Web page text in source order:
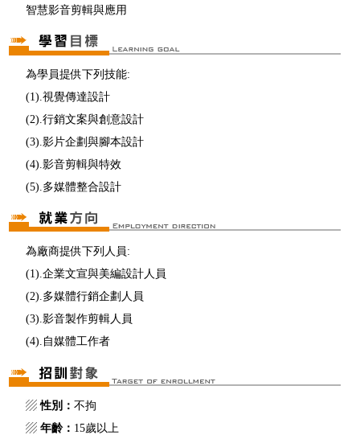
智慧影音剪輯與應用
為學員提供下列技能:
(1).視覺傳達設計
(2).行銷文案與創意設計
(3).影片企劃與腳本設計
(4).影音剪輯與特效
(5).多媒體整合設計
為廠商提供下列人員:
(1).企業文宣與美編設計人員
(2).多媒體行銷企劃人員
(3).影音製作剪輯人員
(4).自媒體工作者
▨性別： 不拘
▨ 年齡： 15歲以上